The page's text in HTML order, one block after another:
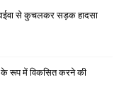
हाईवा से कुचलकर सड़क हादसा
के रूप में विकसित करने की